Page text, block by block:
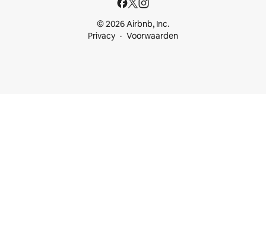
© 2026 Airbnb, Inc.
Privacy
Voorwaarden